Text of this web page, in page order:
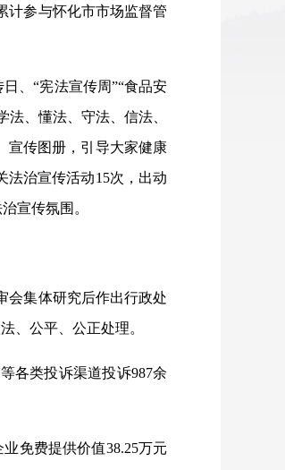
计参与怀化市市场监督管
日、“宪法宣传周”“食品安
、懂法、守法、信法、
宣传图册，引导大家健康
法治宣传活动15次，出动
宣传氛围。
会集体研究后作出行政处
、公平、公正处理。
各类投诉渠道投诉987余
免费提供价值38.25万元